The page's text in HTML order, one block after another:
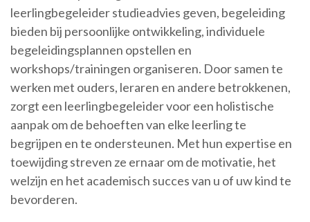
leerlingbegeleider studieadvies geven, begeleiding
bieden bij persoonlijke ontwikkeling, individuele
begeleidingsplannen opstellen en
workshops/trainingen organiseren. Door samen te
werken met ouders, leraren en andere betrokkenen,
zorgt een leerlingbegeleider voor een holistische
aanpak om de behoeften van elke leerling te
begrijpen en te ondersteunen. Met hun expertise en
toewijding streven ze ernaar om de motivatie, het
welzijn en het academisch succes van u of uw kind te
bevorderen.